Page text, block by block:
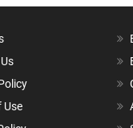
Use